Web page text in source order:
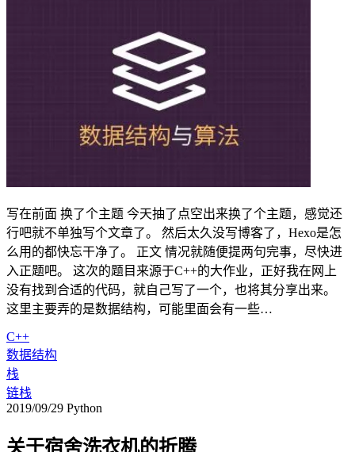
写在前面 换了个主题 今天抽了点空出来换了个主题，感觉还
行吧就不单独写个文章了。 然后太久没写博客了，Hexo是怎
么用的都快忘干净了。 正文 情况就随便提两句完事，尽快进
入正题吧。 这次的题目来源于C++的大作业，正好我在网上
没有找到合适的代码，就自己写了一个，也将其分享出来。
这里主要弄的是数据结构，可能里面会有一些…
C++
数据结构
栈
链栈
2019/09/29 Python
关于宿舍洗衣机的折腾